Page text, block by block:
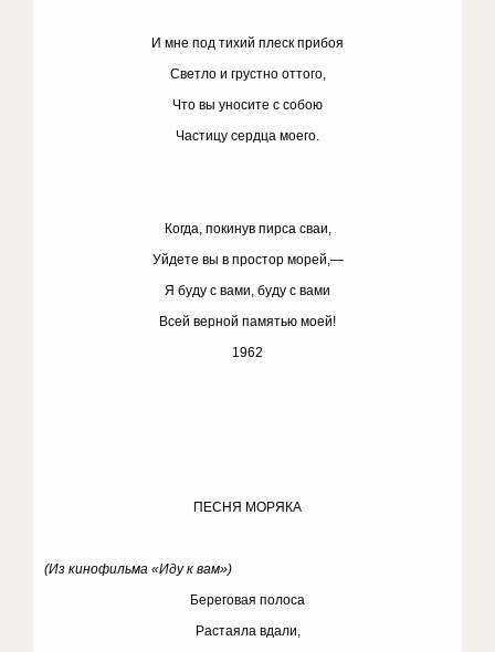
И мне под тихий плеск прибоя
Светло и грустно оттого,
Что вы уносите с собою
Частицу сердца моего.
Когда, покинув пирса сваи,
Уйдете вы в простор морей,—
Я буду с вами, буду с вами
Всей верной памятью моей!
1962
ПЕСНЯ МОРЯКА
(Из кинофильма «Иду к вам»)
Береговая полоса
Растаяла вдали,